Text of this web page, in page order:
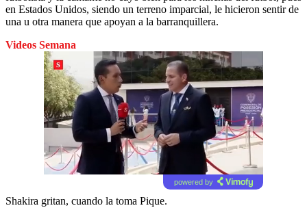
en Estados Unidos, siendo un terreno imparcial, le hicieron sentir de
una u otra manera que apoyan a la barranquillera.
Videos Semana
powered by
Shakira gritan, cuando la toma Pique.